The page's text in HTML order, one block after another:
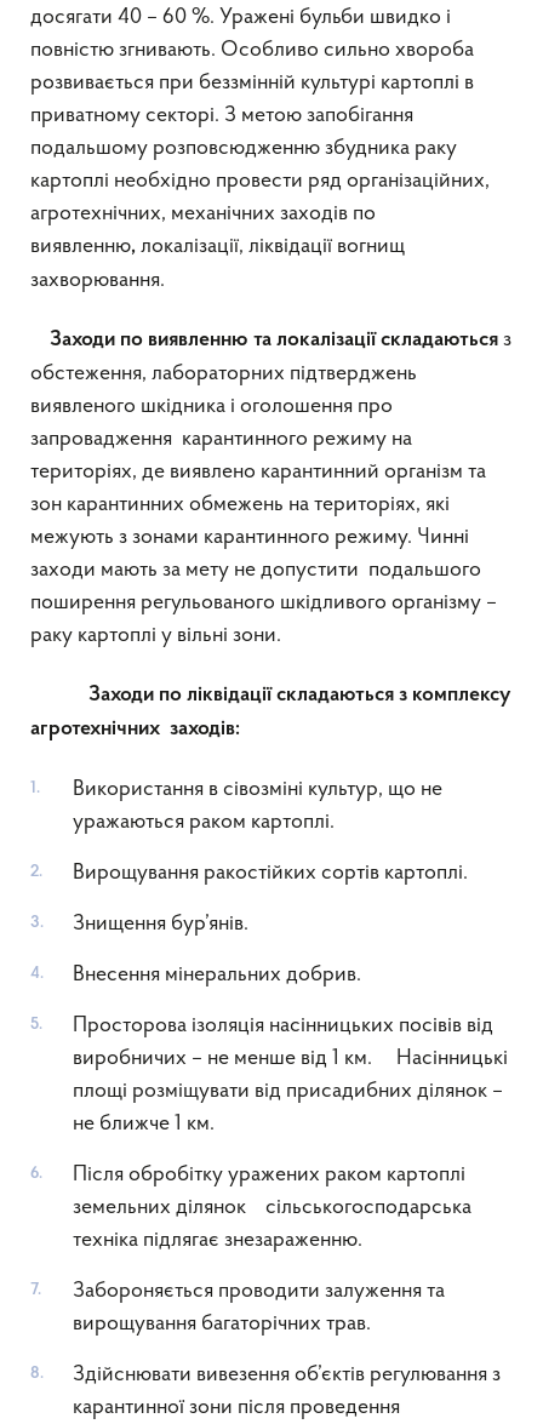
досягати 40 – 60 %. Уражені бульби швидко і
повністю згнивають. Особливо сильно хвороба
розвивається при беззмінній культурі картоплі в
приватному секторі. З метою запобігання
подальшому розповсюдженню збудника раку
картоплі необхідно провести ряд організаційних,
агротехнічних, механічних заходів по
виявленню, локалізації, ліквідації вогнищ
захворювання.
Заходи по виявленню та локалізації складаються з
обстеження, лабораторних підтверджень
виявленого шкідника і оголошення про
запровадження карантинного режиму на
територіях, де виявлено карантинний організм та
зон карантинних обмежень на територіях, які
межують з зонами карантинного режиму. Чинні
заходи мають за мету не допустити подальшого
поширення регульованого шкідливого організму –
раку картоплі у вільні зони.
Заходи по ліквідації складаються з комплексу
агротехнічних заходів:
Використання в сівозміні культур, що не
уражаються раком картоплі.
Вирощування ракостійких сортів картоплі.
Знищення бур’янів.
Внесення мінеральних добрив.
Просторова ізоляція насінницьких посівів від
виробничих – не менше від 1 км. Насінницькі
площі розміщувати від присадибних ділянок –
не ближче 1 км.
Після обробітку уражених раком картоплі
земельних ділянок сільськогосподарська
техніка підлягає знезараженню.
Забороняється проводити залуження та
вирощування багаторічних трав.
Здійснювати вивезення об’єктів регулювання з
карантинної зони після проведення